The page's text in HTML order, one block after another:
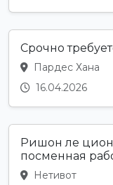
Срочно
Пардес Хана
16.04.2026
Ришон ле
посменная
Нетивот